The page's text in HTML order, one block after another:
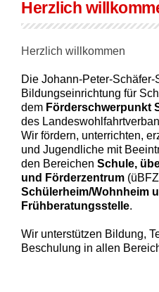
Herzlich
Herzlich willkommen
Die Johann-Peter-
Bildungseinrichtung für
dem Förderschwerpunkt
des
Wir fördern, unterrichten,
und Jugendliche mit
den Bereichen Schule,
und Förderzentrum
Schülerheim/Wohnheim
Frühberatungsstelle.
Wir unterstützen Bildung,
Beschulung in allen